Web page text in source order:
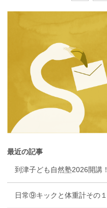
最近の記事
到津子ども自然塾2026開講！
日常⑨キックと体重計その１